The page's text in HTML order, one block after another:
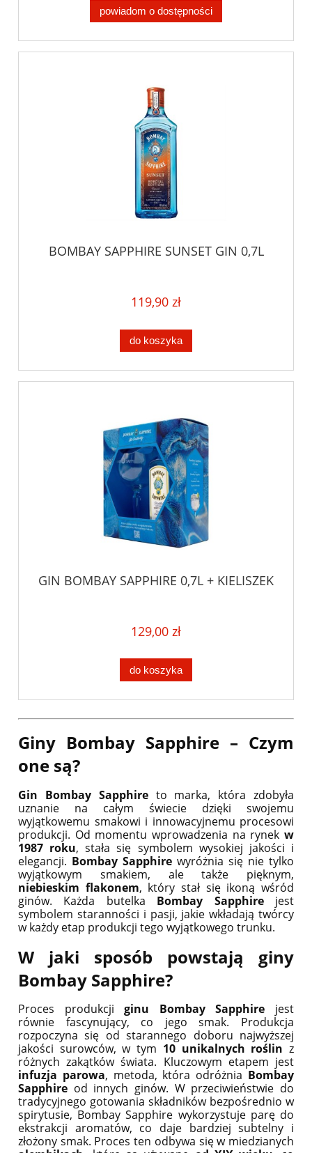
powiadom o dostępności
BOMBAY SAPPHIRE SUNSET GIN 0,7L
119,90 zł
do koszyka
GIN BOMBAY SAPPHIRE 0,7L + KIELISZEK
129,00 zł
do koszyka
Giny Bombay Sapphire – Czym
one są?
Gin Bombay Sapphireto marka, która zdobyła
uznanie na całym świecie dzięki swojemu
wyjątkowemu smakowi i innowacyjnemu procesowi
produkcji. Od momentu wprowadzenia na rynek w
1987 roku, stała się symbolem wysokiej jakości i
elegancji. Bombay Sapphire wyróżnia się nie tylko
wyjątkowym smakiem, ale także pięknym,
niebieskim flakonem, który stał się ikoną wśród
ginów. Każda butelka Bombay Sapphirejest
symbolem staranności i pasji, jakie wkładają twórcy
w każdy etap produkcji tego wyjątkowego trunku.
W jaki sposób powstają giny
Bombay Sapphire?
Proces produkcjiginu Bombay Sapphire jest
równie fascynujący, co jego smak. Produkcja
rozpoczyna się od starannego doboru najwyższej
jakości surowców, w tym 10 unikalnych roślin z
różnych zakątków świata. Kluczowym etapem jest
infuzja parowa, metoda, która odróżnia Bombay
Sapphire od innych ginów. W przeciwieństwie do
tradycyjnego gotowania składników bezpośrednio w
spirytusie, Bombay Sapphire wykorzystuje parę do
ekstrakcji aromatów, co daje bardziej subtelny i
złożony smak. Proces ten odbywa się w miedzianych